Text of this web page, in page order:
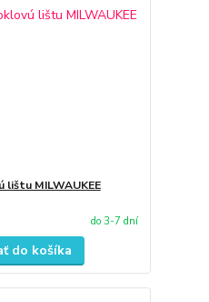
lištu MILWAUKEE
do 3-7 dní
do košíka